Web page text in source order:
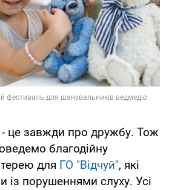
- це завжди про дружбу. Тож
благодійну
для ГО "Відчуй", які
із порушеннями слуху. Усі